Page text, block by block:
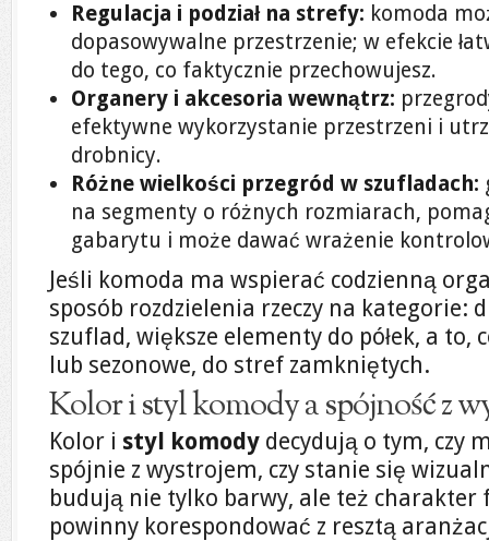
Regulacja i podział na strefy: komoda
dopasowywalne przestrzenie; w efekcie
do tego, co faktycznie przechowujesz.
Organery i akcesoria wewnątrz:
efektywne wykorzystanie przestrzeni i
drobnicy.
Różne wielkości przegród w szufladach:
na segmenty o różnych rozmiarach,
gabarytu i może dawać wrażenie
Jeśli komoda ma wspierać codzienną
sposób rozdzielenia rzeczy na kategorie:
szuflad, większe elementy do półek, a to,
lub sezonowe, do stref zamkniętych.
Kolor i styl komody a spójność z
Kolor i styl komody decydują o tym, czy
spójnie z wystrojem, czy stanie się
budują nie tylko barwy, ale też
powinny korespondować z resztą